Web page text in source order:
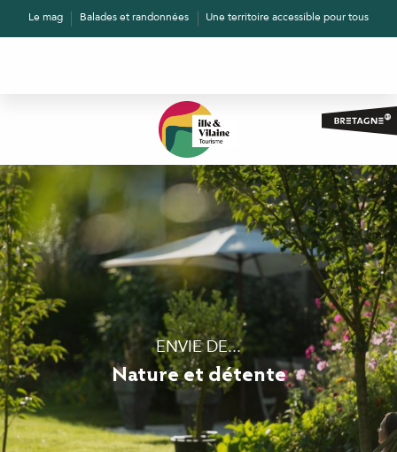
AllerLe mag Balades et randonnées Une territoire accessible pour tous
ENVIE DE...
Nature et détente